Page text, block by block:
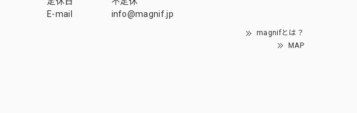
E-mail
info@magnif.jp
magnifとは？
MAP